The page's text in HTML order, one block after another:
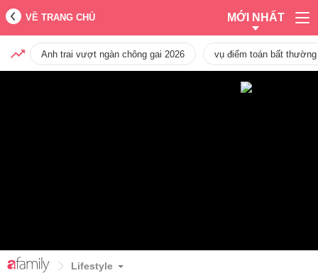
VỀ TRANG CHỦ MỚI NHẤT
Anh trai vượt ngàn chông gai 2026 vụ điểm toán bất
Lifestyle